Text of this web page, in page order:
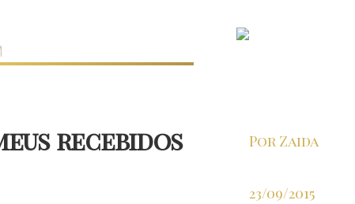
recebidos
Por Zaida
23/09/2015